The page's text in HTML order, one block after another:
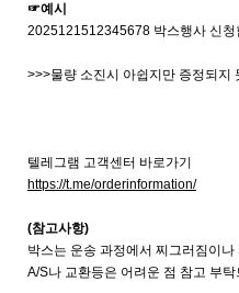
☞예시
2025121512345678 박스행사 신청
>>>물량 소진시 아쉽지만 증정되지
텔레그램 고객센터 바로가기
https://t.me/orderinformation/
(참고사항)
박스는 운송 과정에서 찌그러짐이
A/S나 교환등은 어려운 점 참고 부